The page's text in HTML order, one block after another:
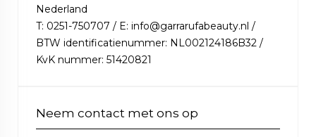
Nederland
T: 0251-750707 / E: info@garrarufabeauty.nl /
BTW identificatienummer: NL002124186B32 /
KvK nummer: 51420821
Neem contact met ons op